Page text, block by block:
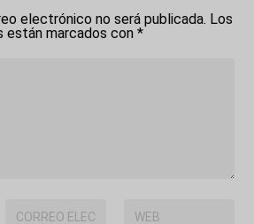
electrónico no será publicada. Los
están marcados con*